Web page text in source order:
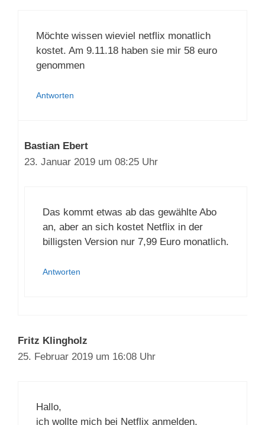
Möchte wissen wieviel netflix monatlich
kostet. Am 9.11.18 haben sie mir 58 euro
genommen
Antworten
Bastian Ebert
23. Januar 2019 um 08:25 Uhr
Das kommt etwas ab das gewählte Abo
an, aber an sich kostet Netflix in der
billigsten Version nur 7,99 Euro monatlich.
Antworten
Fritz Klingholz
25. Februar 2019 um 16:08 Uhr
Hallo,
ich wollte mich bei Netflix anmelden,